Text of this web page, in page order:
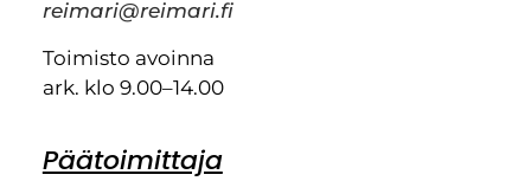
reimari@reimari.fi
Toimisto avoinna
ark. klo 9.00–14.00
Päätoimittaja